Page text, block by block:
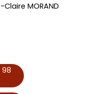
Claire MORAND
98